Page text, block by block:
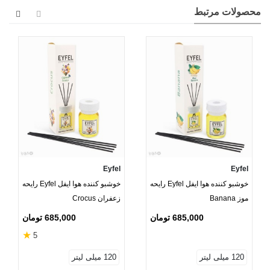
آرامی بالا رفته و در محیط منتشر می‌شود و فضای شما را معطر و
خوشبو کننده بصورت دائم و یکسان می‌باشد و ماندگاری بالایی در
محیط شما خواهد داشت.
محصولات مرتبط
Eyfel
خوشبو کننده هوا ایفل Eyfel رایحه
موز Banana
685,000 تومان
120 میلی لیتر
Eyfel
خوشبو کننده هوا ایفل Eyfel رایحه
زعفران Crocus
685,000 تومان
5
★
120 میلی لیتر